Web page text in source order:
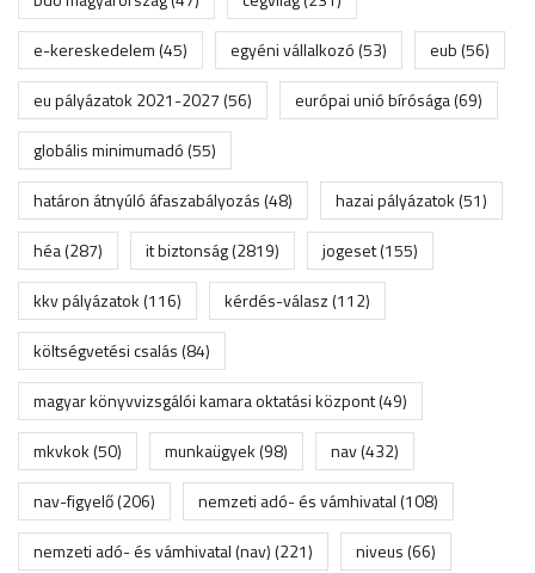
e-kereskedelem(45) egyéni vállalkozó(53) eub(56)
eu pályázatok 2021-2027(56) európai unió bírósága(69)
globális minimumadó(55)
határon átnyúló áfaszabályozás(48) hazai pályázatok(51)
héa(287) it biztonság(2819) jogeset(155)
kkv pályázatok(116) kérdés-válasz(112)
költségvetési csalás(84)
magyar könyvvizsgálói kamara oktatási központ(49)
mkvkok(50) munkaügyek(98) nav(432)
nav-figyelő(206) nemzeti adó- és vámhivatal(108)
nemzeti adó- és vámhivatal (nav)(221) niveus(66)